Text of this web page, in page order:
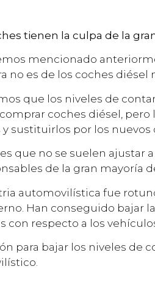
tienen la culpa de la
mencionado
no es de los coches
que los niveles de
coches diésel,
sustituirlos por los
que no se suelen ajustar
de la gran mayoría
automovilística fue
Han conseguido bajar
con respecto a los
para bajar los niveles de